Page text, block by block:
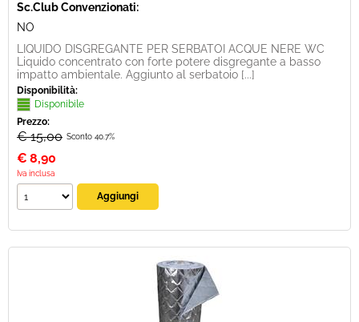
Sc.Club Convenzionati:
NO
LIQUIDO DISGREGANTE PER SERBATOI ACQUE NERE WC
Liquido concentrato con forte potere disgregante a basso
impatto ambientale. Aggiunto al serbatoio [...]
Disponibilità:
Disponibile
Prezzo:
€ 15,00 Sconto 40.7%
€ 8,90
Iva inclusa